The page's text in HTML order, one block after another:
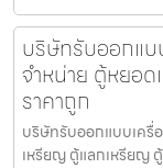
บริษัทรับออกแบ
จำหน่าย ตู้หยอ
ราคาถูก
บริษัทรับออกแบบเครื่
เหรียญ ตู้แลกเหรียญ